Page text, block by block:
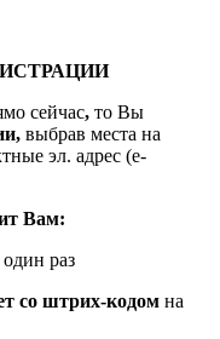
сейчас, то Вы
выбрав места на
эл. адрес (e-
Вам:
один раз
со штрих-кодом на